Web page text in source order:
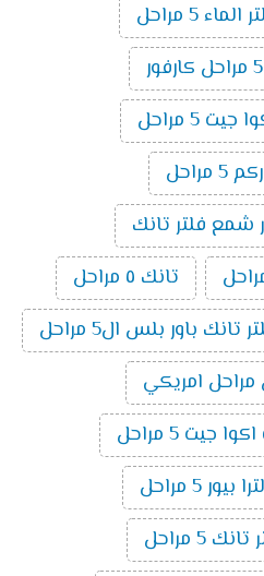
5 مراحل
5 مراحل
شمع فلتر تانك
تانك ٥ مراحل
تانك باور بلس ال5 مراحل
امريكي
جيت 5 مراحل
5 مراحل
5 مراحل